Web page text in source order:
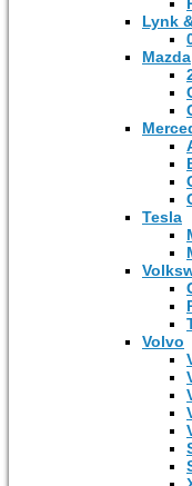
Lynk
Mazda
Tesla
Volvo